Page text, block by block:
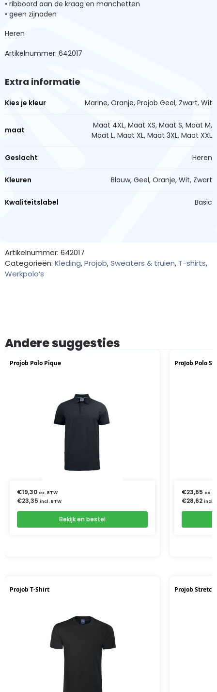
• ribboord aan de kraag en manchetten
• geen zijnaden
Heren
Artikelnummer: 642017
Extra informatie
Kies je kleur Marine, Oranje, Projob Geel, Zwart, Wit
maat
Maat 4XL, Maat XS, Maat S, Maat M,
Maat L, Maat XL, Maat 3XL, Maat XXL
Geslacht Heren
Kleuren Blauw, Geel, Oranje, Wit, Zwart
Kwaliteitslabel Basic
Artikelnummer: 642017
Categorieën: Kleding,Projob,Sweaters & truien, T-shirts,
Werkpolo’s
Andere suggesties
Projob Polo Pique
€19,30 ex. BTW
€23,35 incl. BTW
Bekijk en bestel
ProJob Polo
€23,65 ex.
€28,62 incl.
Projob T-Shirt Projob Stretch